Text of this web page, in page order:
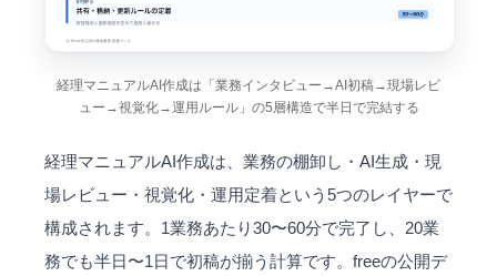
経理マニュアルAI作成は「業務インタビュー→AI初稿→現場レビ
ュー→視覚化→運用ルール」の5層構造で半日で完結する
経理マニュアルAI作成は、業務の棚卸し・AI生成・現
場レビュー・視覚化・運用定着という5つのレイヤーで
構成されます。1業務あたり30〜60分で完了し、20業
務でも半日〜1日で初稿が揃う計算です。fr​​eeの公開デ